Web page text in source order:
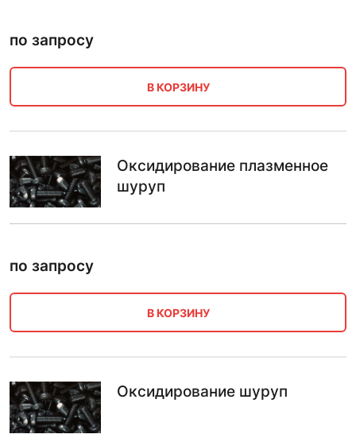
по запросу
В КОРЗИНУ
Оксидирование плазменное
шуруп
по запросу
В КОРЗИНУ
Оксидирование шуруп